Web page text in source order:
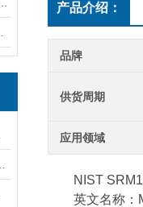
产品介绍：
品牌
供货周期
应用领域
NIST
英文名称：